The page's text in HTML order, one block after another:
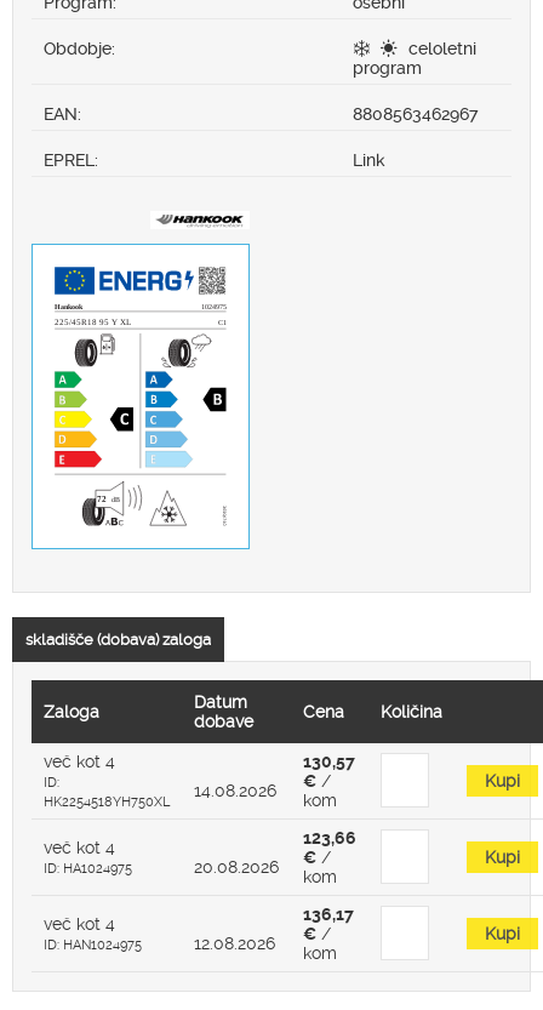
Obdobje:
celoletni
program
EAN: 8808563462967
EPREL: Link
skladišče (dobava) zaloga
Zaloga
Datum
dobave
Cena Količina
več kot 4
ID:
HK2254518YH750XL
14.08.2026
130,57
€ /
kom
Kupi
več kot 4
ID: HA1024975 20.08.2026
123,66
€ /
kom
Kupi
več kot 4
ID: HAN1024975 12.08.2026
136,17
€ /
kom
Kupi